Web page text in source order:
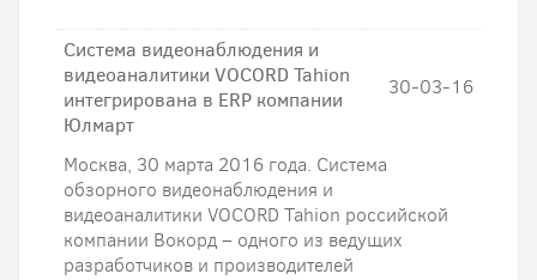
Система видеонаблюдения и
видеоаналитики VOCORD Tahion
интегрирована в ERP компании
Юлмарт
30-03-16
Москва, 30 марта 2016 года. Система
обзорного видеонаблюдения и
видеоаналитики VOCORD Tahion российской
компании Вокорд – одного из ведущих
разработчиков и производителей